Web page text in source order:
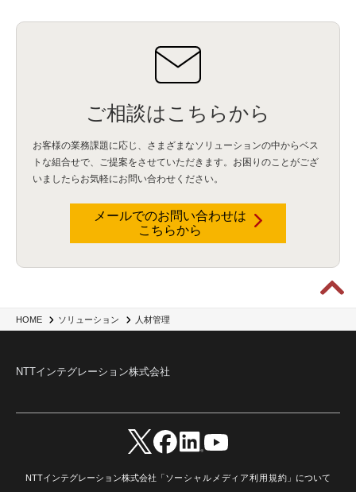
HOME ソリューション 人材管理
ご相談はこちらから
お客様の業務課題に応じ、さまざまなソリューションの中からベス
トな組合せで、
ご提案をさせていただきます。お困りのことがござ
いましたらお気軽にお問い合わせください。
メールでのお問い合わせは
こちらから
NTTインテグレーション株式会社
NTTインテグレーション株式会社「ソーシャルメディア利用規約 」について